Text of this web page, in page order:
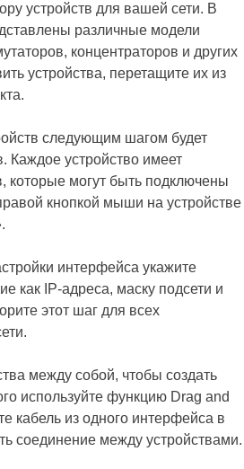
устройств для вашей сети. В
различные модели
концентраторов и других
устройства, перетащите их из
следующим шагом будет
Каждое устройство имеет
которые могут быть подключены
кнопкой мыши на устройстве
интерфейса укажите
как IP-адреса, маску подсети и
этот шаг для всех
между собой, чтобы создать
используйте функцию Drag and
кабель из одного интерфейса в
соединение между устройствами.